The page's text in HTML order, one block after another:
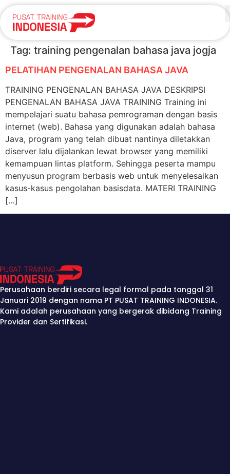
Tag: training pengenalan bahasa java jogja
PELATIHAN PENGENALAN BAHASA JAVA
TRAINING PENGENALAN BAHASA JAVA DESKRIPSI
PENGENALAN BAHASA JAVA TRAINING Training ini
mempelajari suatu bahasa pemrograman dengan basis
internet (web). Bahasa yang digunakan adalah bahasa
Java, program yang telah dibuat nantinya diletakkan
diserver lalu dijalankan lewat browser yang memiliki
kemampuan lintas platform. Sehingga peserta mampu
menyusun program berbasis web untuk menyelesaikan
kasus-kasus pengolahan basisdata. MATERI TRAINING
[…]
Perusahaan berdiri secara legal formal pada tanggal 31
Januari 2019 dengan nama PT PUSAT TRAINING INDONESIA.
Kami adalah perusahaan yang bergerak dibidang Training
Provider dan Sertifikasi.